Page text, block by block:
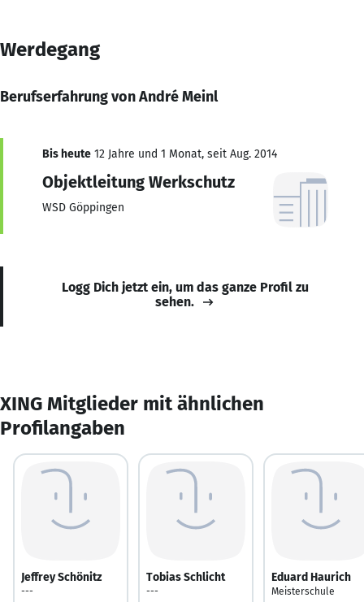
Werdegang
Berufserfahrung von André Meinl
Bis heute 12 Jahre und 1 Monat, seit Aug. 2014
Objektleitung Werkschutz
WSD Göppingen
Logg Dich jetzt ein, um das ganze Profil zu
sehen.
XING Mitglieder mit ähnlichen
Profilangaben
Jeffrey Schönitz
---
Tobias Schlicht
---
Eduard Haurich
Meisterschule